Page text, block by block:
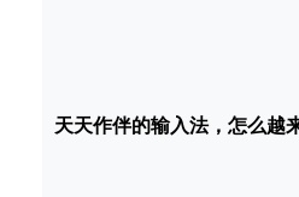
天天作伴的输入法，怎么越